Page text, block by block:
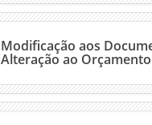
Modificação aos
Alteração ao Orçamento